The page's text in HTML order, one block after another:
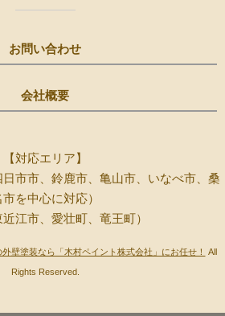
お問い合わせ
会社概要
【対応エリア】
市市、鈴鹿市、亀山市、いなべ市、桑
市を中心に対応）
江市、愛壮町、竜王町）
壁塗装なら「木村ペイント株式会社」にお任せ！ All
Rights Reserved.